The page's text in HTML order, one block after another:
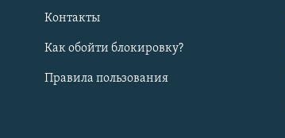
Контакты
Как обойти блокировку?
Правила пользования